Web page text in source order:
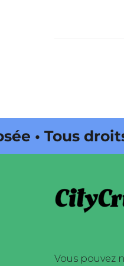
droits
Vous pouvez